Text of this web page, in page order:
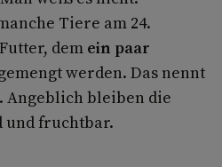
Tiere am 24.
dem ein paar
werden. Das nennt
Angeblich bleiben die
und fruchtbar.